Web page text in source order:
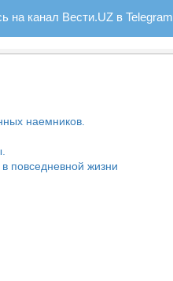
на канал Вести.UZ в Telegram
наемников.
в повседневной жизни